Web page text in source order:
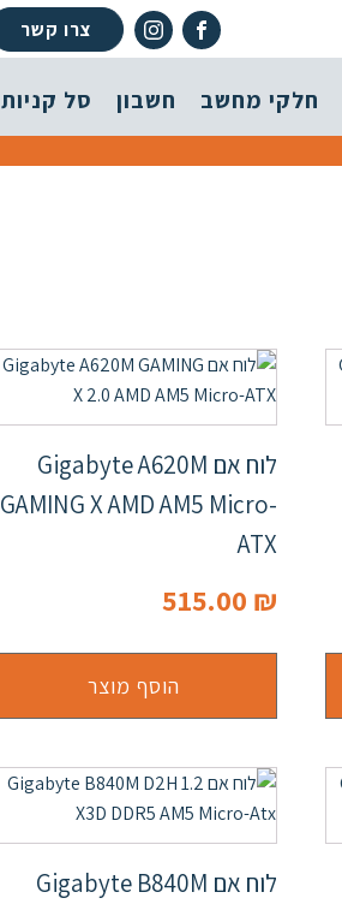
צרו קשר
חלקי מחשב חשבון סל קניות
לוח אם Gigabyte A620M
GAMING X AMD AM5 Micro-
ATX
515.00 ₪
הוסף מוצר
לוח אם Gigabyte B840M